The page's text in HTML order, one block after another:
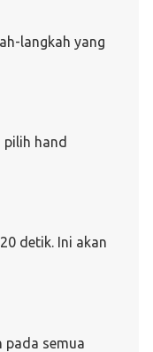
langkah yang
hand
detik. Ini akan
pada semua